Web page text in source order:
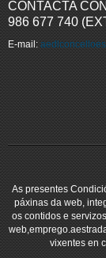
CONTACTA
986 677 740
E-mail:
As presentes
páxinas da web,
os contidos e
vixentes en